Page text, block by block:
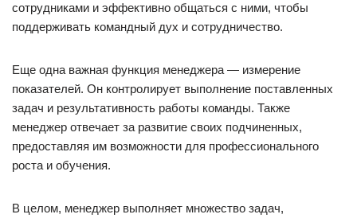
сотрудниками и эффективно общаться с ними, чтобы
поддерживать командный дух и сотрудничество.
Еще одна важная функция менеджера — измерение
показателей. Он контролирует выполнение поставленных
задач и результативность работы команды. Также
менеджер отвечает за развитие своих подчиненных,
предоставляя им возможности для профессионального
роста и обучения.
В целом, менеджер выполняет множество задач,